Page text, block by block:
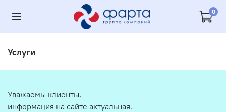
0
Услуги
Уважаемы клиенты,
информация на сайте актуальная.